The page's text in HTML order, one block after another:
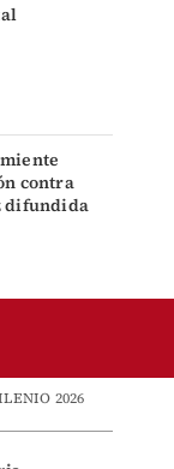
contra
difundida
2026